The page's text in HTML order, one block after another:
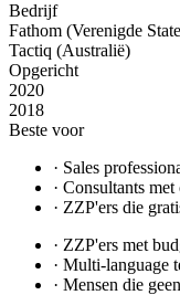
Bedrijf
Fathom (Verenigde
Tactiq (Australië)
Opgericht
2020
2018
Beste voor
· Sales
· Consultants
· ZZP'ers die
· ZZP'ers met
· Multi-language
· Mensen die